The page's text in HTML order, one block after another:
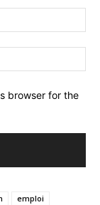
browser for the
emploi